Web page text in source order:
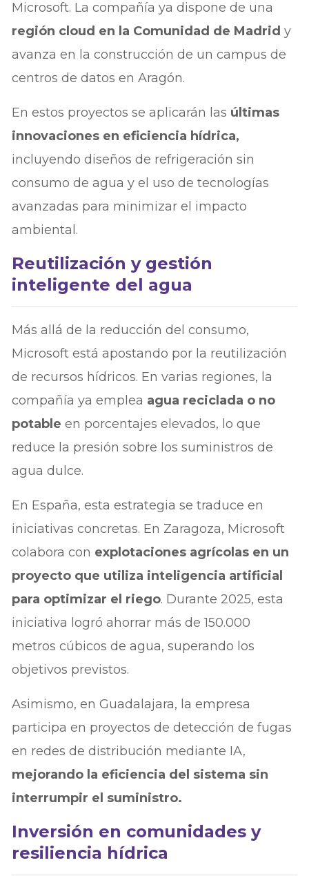
Microsoft. La compañía ya dispone de una
región cloud en la Comunidad de Madrid y
avanza en la construcción de un campus de
centros de datos en Aragón.
En estos proyectos se aplicarán las últimas
innovaciones en eficiencia hídrica,
incluyendo diseños de refrigeración sin
consumo de agua y el uso de tecnologías
avanzadas para minimizar el impacto
ambiental.
Reutilización y gestión
inteligente del agua
Más allá de la reducción del consumo,
Microsoft está apostando por la reutilización
de recursos hídricos. En varias regiones, la
compañía ya emplea agua reciclada o no
potable en porcentajes elevados, lo que
reduce la presión sobre los suministros de
agua dulce.
En España, esta estrategia se traduce en
iniciativas concretas. En Zaragoza, Microsoft
colabora con explotaciones agrícolas en un
proyecto que utiliza inteligencia artificial
para optimizar el riego. Durante 2025, esta
iniciativa logró ahorrar más de 150.000
metros cúbicos de agua, superando los
objetivos previstos.
Asimismo, en Guadalajara, la empresa
participa en proyectos de detección de fugas
en redes de distribución mediante IA,
mejorando la eficiencia del sistema sin
interrumpir el suministro.
Inversión en comunidades y
resiliencia hídrica